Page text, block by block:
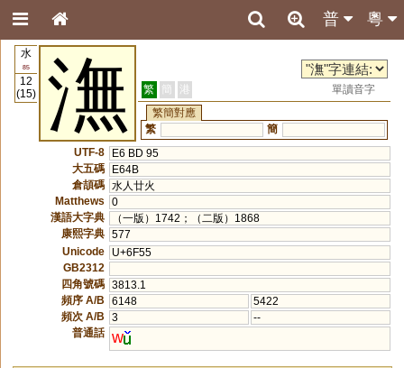
粵
普
水
85
12
(15)
潕 繁 簡 港
單讀音字
繁簡對應
繁
簡
UTF-8
E6 BD 95
大五碼
E64B
倉頡碼 水人廿火
Matthews
0
漢語大字典
（一版）1742；（二版）1868
康熙字典 577
Unicode
U+6F55
GB2312
四角號碼 3813.1
頻序 A/B
6148
5422
頻次 A/B
3
--
普通話 w